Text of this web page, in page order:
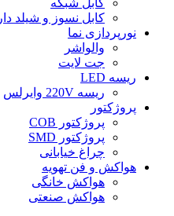
کابل نسوز و شیلد دار
نورپردازی نما
والواشر
جت لایت
ریسه LED
ریسه 220V وایرلس
پروژکتور
پروژکتور COB
پروژکتور SMD
چراغ خیابانی
هواکش و فن تهویه
هواکش خانگی
هواکش صنعتی